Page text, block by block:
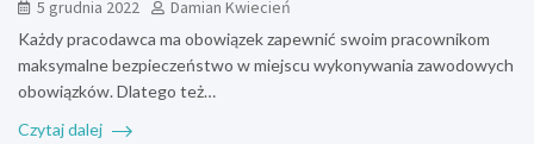
5 grudnia 2022
Damian Kwiecień
Każdy pracodawca ma obowiązek zapewnić swoim pracownikom
maksymalne bezpieczeństwo w miejscu wykonywania zawodowych
obowiązków. Dlatego też…
Czytaj dalej